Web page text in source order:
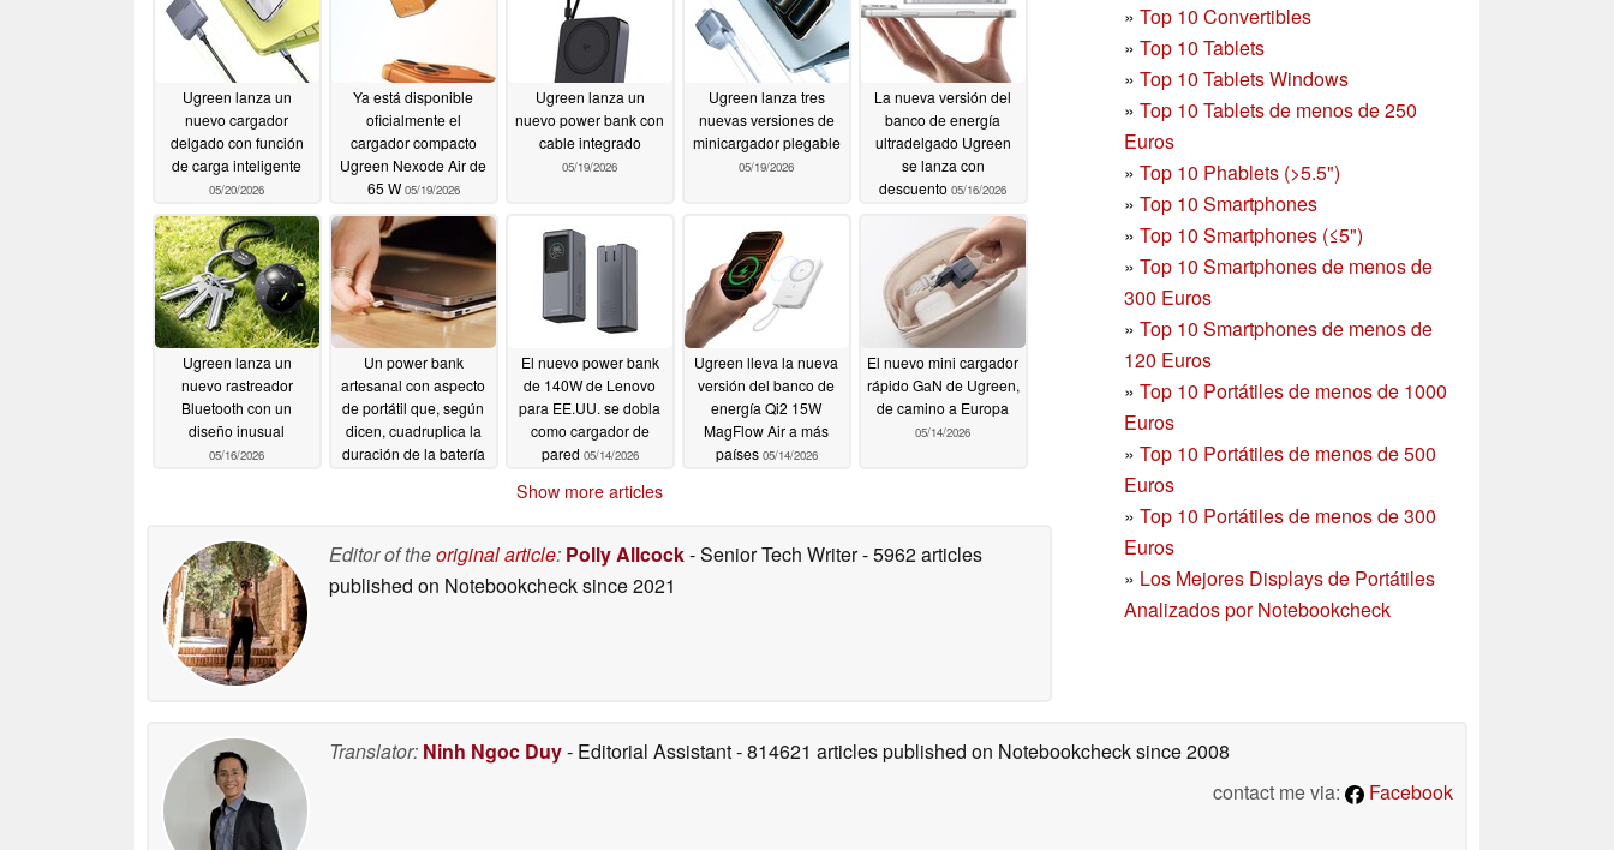
» Top 10 Convertibles
» Top 10 Tablets
» Top 10 Tablets Windows
» Top 10 Tablets de menos de 250
Euros
» Top 10 Phablets (>5.5")
» Top 10 Smartphones
» Top 10 Smartphones (≤5")
» Top 10 Smartphones de menos de
300 Euros
» Top 10 Smartphonesde menos de
120 Euros
» Top 10 Portátiles de menos de 1000
Euros
» Top 10 Portátiles de menos de 500
Euros
» Top 10 Portátiles de menos de 300
Euros
» Los Mejores Displays de Portátiles
Analizados por Notebookcheck
Ugreen lanza un
nuevo cargador
delgado con función
de carga inteligente
05/20/2026
Ya está disponible
oficialmente el
cargador compacto
Ugreen Nexode Air de
65 W05/19/2026
Ugreen lanza un
nuevo power bank con
cable integrado
05/19/2026
Ugreen lanza tres
nuevas versiones de
minicargador plegable
05/19/2026
La nueva versión del
banco de energía
ultradelgado Ugreen
se lanza con
descuento 05/16/2026
Ugreen lanza un
nuevo rastreador
Bluetooth con un
diseño inusual
05/16/2026
Un power bank
artesanal con aspecto
de portátil que, según
dicen, cuadruplica la
duración de la batería
El nuevo power bank
de 140W de Lenovo
para EE.UU. se dobla
como cargador de
pared 05/14/2026
Ugreen lleva la nueva
versión del banco de
energía Qi2 15W
MagFlow Air a más
países 05/14/2026
El nuevo mini cargador
rápido GaN de Ugreen,
de camino a Europa
05/14/2026
Show more articles
Editor of theoriginal article: Polly Allcock- Senior Tech Writer- 5962 articles
published on Notebookchecksince 2021
Translator: Ninh Ngoc Duy- Editorial Assistant- 814621 articles published on Notebookchecksince 2008
contact me via:
Facebook